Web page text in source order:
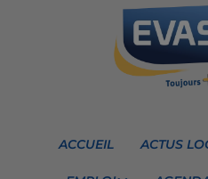
ACCUEIL ACTUS